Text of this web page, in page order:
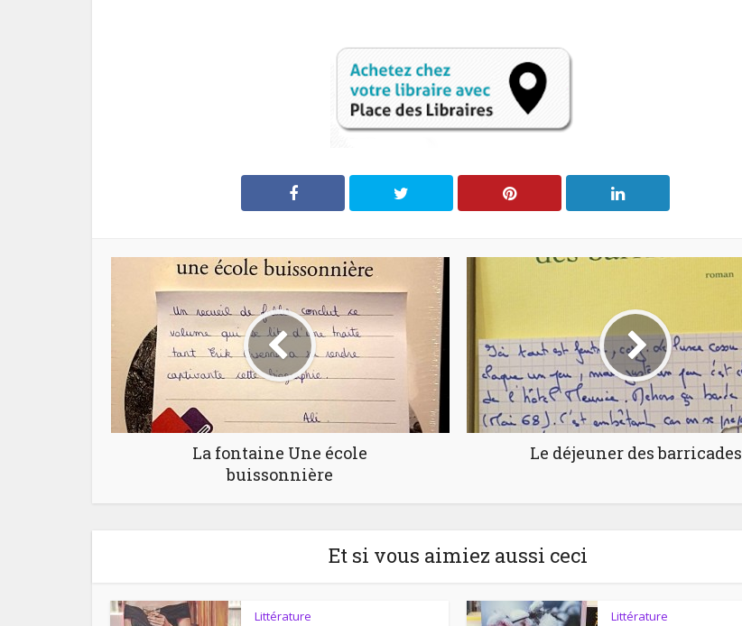
La fontaine Une école
buissonnière
Le déjeuner des barricades
Et si vous aimiez aussi ceci
Littérature Littérature